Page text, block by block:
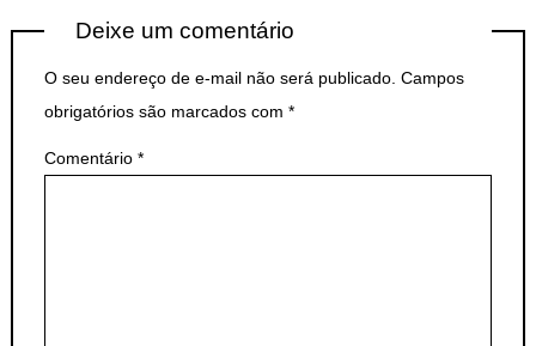
Deixe um comentário
O seu endereço de e-mail não será publicado. Campos
obrigatórios são marcados com *
Comentário *